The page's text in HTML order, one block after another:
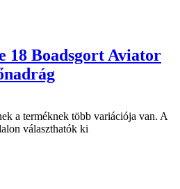
18 Boadsgort Aviator
a terméknek több variációja van. A
választhatók ki